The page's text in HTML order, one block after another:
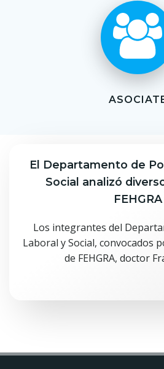
El Departamento de
Social analizó
FEHGRA
Los integrantes del
Laboral y Social, convocados
de FEHGRA, doctor